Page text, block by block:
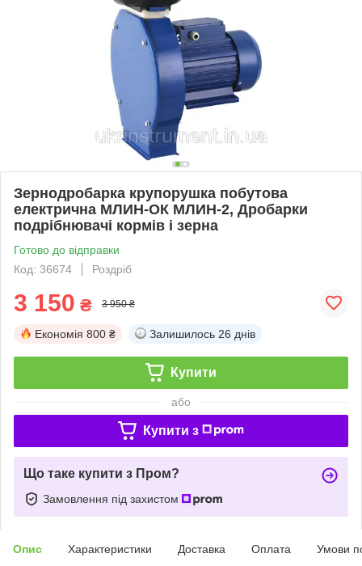
Зернодробарка крупорушка побутова
електрична МЛИН-ОК МЛИН-2, Дробарки
подрібнювачі кормів і зерна
Готово до відправки
Код: 36674
Роздріб
3 150 ₴ 3 950 ₴
Економія 800 ₴ Залишилось 26 днів
Купити
або
Купити з
Що таке купити з Пром?
Замовлення під захистом
Опис Характеристики Доставка Оплата Умови